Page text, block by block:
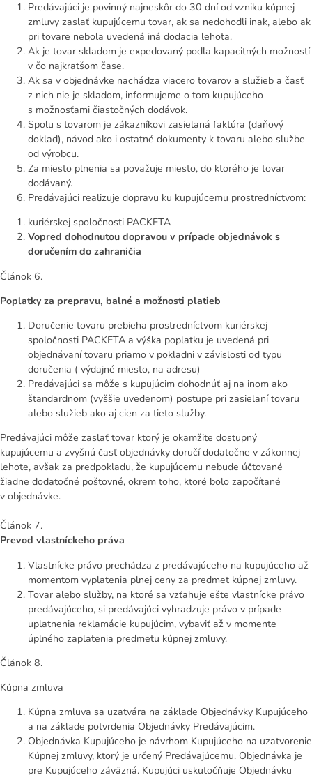
Predávajúci je povinný najneskôr do 30 dní od vzniku kúpnej
zmluvy zaslať kupujúcemu tovar, ak sa nedohodli inak, alebo ak
pri tovare nebola uvedená iná dodacia lehota.
Ak je tovar skladom je expedovaný podľa kapacitných možností
v čo najkratšom čase.
Ak sa v objednávke nachádza viacero tovarov a služieb a časť
z nich nie je skladom, informujeme o tom kupujúceho
s možnosťami čiastočných dodávok.
Spolu s tovarom je zákazníkovi zasielaná faktúra (daňový
doklad), návod ako i ostatné dokumenty k tovaru alebo službe
od výrobcu.
Za miesto plnenia sa považuje miesto, do ktorého je tovar
dodávaný.
Predávajúci realizuje dopravu ku kupujúcemu prostredníctvom:
kuriérskej spoločnosti PACKETA
Vopred dohodnutou dopravou v prípade objednávok s
doručením do zahraničia
Článok 6.
Poplatky za prepravu, balné a možnosti platieb
Doručenie tovaru prebieha prostredníctvom kuriérskej
spoločnosti PACKETA a výška poplatku je uvedená pri
objednávaní tovaru priamo v pokladni v závislosti od typu
doručenia ( výdajné miesto, na adresu)
Predávajúci sa môže s kupujúcim dohodnúť aj na inom ako
štandardnom (vyššie uvedenom) postupe pri zasielaní tovaru
alebo služieb ako aj cien za tieto služby.
Predávajúci môže zaslať tovar ktorý je okamžite dostupný
kupujúcemu a zvyšnú časť objednávky doručí dodatočne v zákonnej
lehote, avšak za predpokladu, že kupujúcemu nebude účtované
žiadne dodatočné poštovné, okrem toho, ktoré bolo započítané
v objednávke.
Článok 7.
Prevod vlastníckeho práva
Vlastnícke právo prechádza z predávajúceho na kupujúceho až
momentom vyplatenia plnej ceny za predmet kúpnej zmluvy.
Tovar alebo služby, na ktoré sa vzťahuje ešte vlastnícke právo
predávajúceho, si predávajúci vyhradzuje právo v prípade
uplatnenia reklamácie kupujúcim, vybaviť až v momente
úplného zaplatenia predmetu kúpnej zmluvy.
Článok 8.
Kúpna zmluva
Kúpna zmluva sa uzatvára na základe Objednávky Kupujúceho
a na základe potvrdenia Objednávky Predávajúcim.
Objednávka Kupujúceho je návrhom Kupujúceho na uzatvorenie
Kúpnej zmluvy, ktorý je určený Predávajúcemu. Objednávka je
pre Kupujúceho záväzná. Kupujúci uskutočňuje Objednávku